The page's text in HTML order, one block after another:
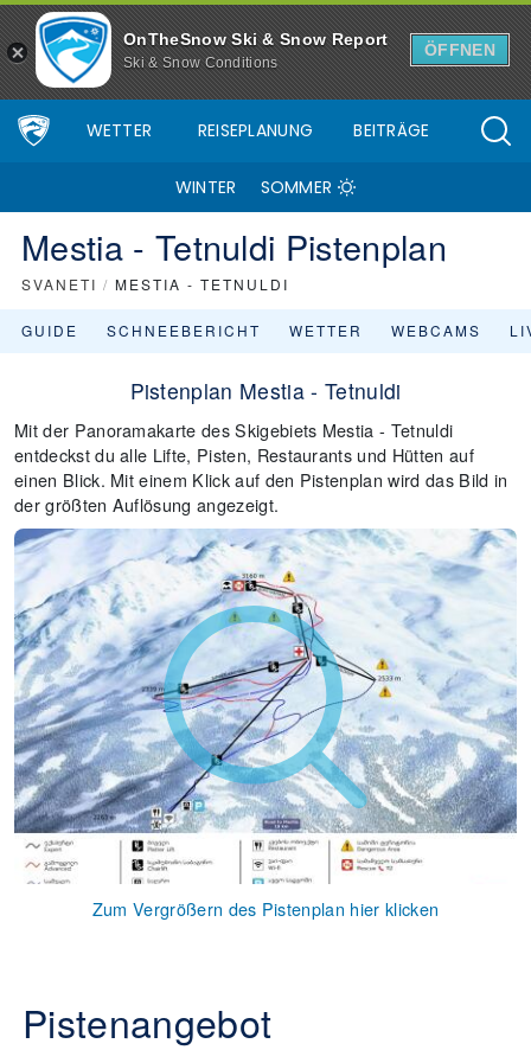
OnTheSnow Ski & Snow Report
Ski & Snow Conditions
ÖFFNEN
WETTER REISEPLANUNG BEITRÄGE
WINTER SOMMER
Mestia - Tetnuldi Pistenplan
SVANETI / MESTIA - TETNULDI
GUIDE SCHNEEBERICHT WETTER WEBCAMS
Pistenplan Mestia - Tetnuldi
Mit der Panoramakarte des Skigebiets Mestia - Tetnuldi
entdeckst du alle Lifte, Pisten, Restaurants und Hütten auf
einen Blick. Mit einem Klick auf den Pistenplan wird das Bild in
der größten Auflösung angezeigt.
Zum Vergrößern des Pistenplan hier klicken
Pistenangebot